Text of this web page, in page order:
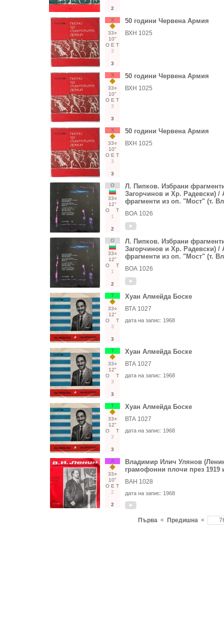
2
Х
33○
10"
О Е Т
3
3
50 години Червена Армия
ВХН 1025
Х
33○
10"
О Е Т
3
3
50 години Червена Армия
ВХН 1025
Х
33○
10"
О Е Т
3
3
50 години Червена Армия
ВХН 1025
О
33○
12"
О
Т
1
2
Л. Пипков. Избрани
Загорчинов и Хр. Радевски) /
фрагменти из оп. "Мост" (т.
ВОА 1026
О
33○
12"
О
Т
1
2
Л. Пипков. Избрани
Загорчинов и Хр. Радевски) /
фрагменти из оп. "Мост" (т.
ВОА 1026
Т
33○
12"
О
Т
3
3
Хуан Алмейда Боске
ВТА 1027
дата на запис: 1968
Т
33○
12"
О
Т
3
3
Хуан Алмейда Боске
ВТА 1027
дата на запис: 1968
Т
33○
12"
О
Т
3
3
Хуан Алмейда Боске
ВТА 1027
дата на запис: 1968
А
33○
10"
О Е Т
2
2
Владимир Илич Улянов
грамофонни плочи през 1919
ВАН 1028
дата на запис: 1968
Първа « Предишна «